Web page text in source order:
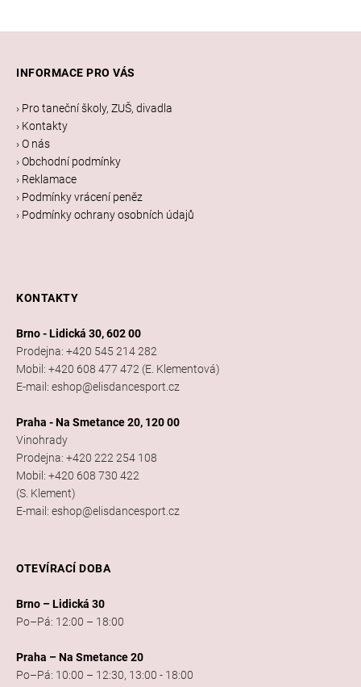
INFORMACE PRO VÁS
› Pro taneční školy, ZUŠ, divadla
› Kontakty
› O nás
› Obchodní podmínky
› Reklamace
› Podmínky vrácení peněz
› Podmínky ochrany osobních údajů
KONTAKTY
Brno - Lidická 30, 602 00
Prodejna: +420 545 214 282
Mobil: +420 608 477 472 (E. Klementová)
E-mail: eshop@elisdancesport.cz
Praha - Na Smetance 20, 120 00
Vinohrady
Prodejna: +420 222 254 108
Mobil: +420 608 730 422
(S. Klement)
E-mail: eshop@elisdancesport.cz
OTEVÍRACÍ DOBA
Brno – Lidická 30
Po–Pá: 12:00 – 18:00
Praha – Na Smetance 20
Po–Pá: 10:00 – 12:30, 13:00 - 18:00